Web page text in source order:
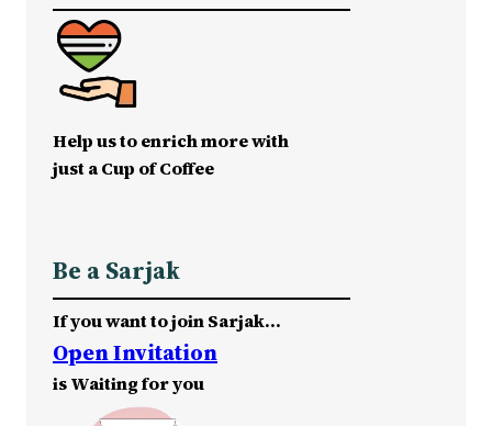
Help us to enrich more with
just a Cup of Coffee
Be a Sarjak
If you want to join Sarjak…
Open Invitation
is Waiting for you